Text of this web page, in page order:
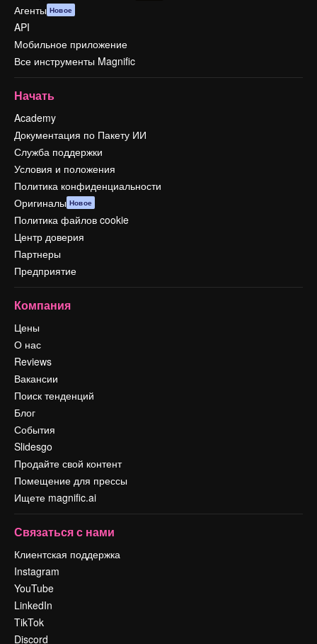
Агенты Новое
API
Мобильное приложение
Все инструменты Magnific
Начать
Academy
Документация по Пакету ИИ
Служба поддержки
Условия и положения
Политика конфиденциальности
Оригиналы Новое
Политика файлов cookie
Центр доверия
Партнеры
Предприятие
Компания
Цены
О нас
Reviews
Вакансии
Поиск тенденций
Блог
События
Slidesgo
Продайте свой контент
Помещение для прессы
Ищете magnific.ai
Связаться с нами
Клиентская поддержка
Instagram
YouTube
LinkedIn
TikTok
Discord